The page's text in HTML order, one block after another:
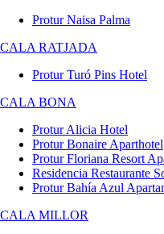
Protur Naisa Palma
CALA RATJADA
Protur Turó Pins Hotel
CALA BONA
Protur Alicia Hotel
Protur Bonaire Aparthotel
Protur Floriana Resort
Residencia Restaurante
Protur Bahía Azul
CALA MILLOR